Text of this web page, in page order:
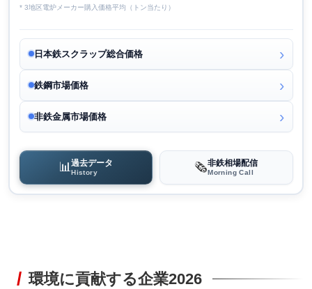
* 3地区電炉メーカー購入価格平均（トン当たり）
日本鉄スクラップ総合価格
鉄鋼市場価格
非鉄金属市場価格
📊過去データ
History 🗞️非鉄相場配信
Morning Call
環境に貢献する企業2026